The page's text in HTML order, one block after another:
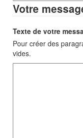
Votre
Texte de votre
Pour créer des
vides.